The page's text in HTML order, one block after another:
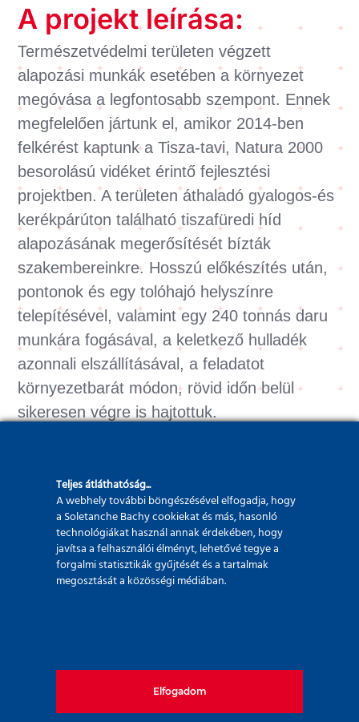
A projekt leírása:
Természetvédelmi területen végzett
alapozási munkák esetében a környezet
megóvása a legfontosabb szempont. Ennek
megfelelően jártunk el, amikor 2014-ben
felkérést kaptunk a Tisza-tavi, Natura 2000
besorolású vidéket érintő fejlesztési
projektben. A területen áthaladó gyalogos-és
kerékpárúton található tiszafüredi híd
alapozásának megerősítését bízták
szakembereinkre. Hosszú előkészítés után,
pontonok és egy tolóhajó helyszínre
telepítésével, valamint egy 240 tonnás daru
munkára fogásával, a keletkező hulladék
azonnali elszállításával, a feladatot
környezetbarát módon, rövid időn belül
sikeresen végre is hajtottuk.
Megrendelő:
Megbízás időpontja:
Teljes átláthatóság...
A webhely további böngészésével elfogadja, hogy
a Soletanche Bachy cookiekat és más, hasonló
technológiákat használ annak érdekében, hogy
javítsa a felhasználói élményt, lehetővé tegye a
forgalmi statisztikák gyűjtését és a tartalmak
megosztását a közösségi médiában.
Elfogadom